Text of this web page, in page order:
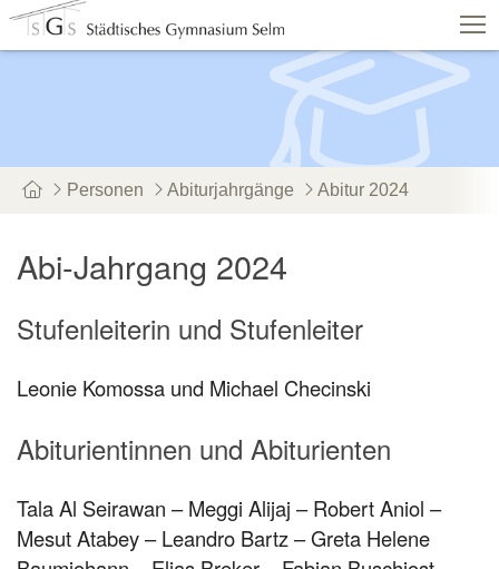
Suche Termine
Personen
Service
Personen Abiturjahrgänge Abitur 2024
Abi-Jahrgang 2024
Stufenleiterin und Stufenleiter
Leonie Komossa und Michael Checinski
Abiturientinnen und Abiturienten
Tala Al Seirawan – Meggi Alijaj – Robert Aniol –
Mesut Atabey – Leandro Bartz – Greta Helene